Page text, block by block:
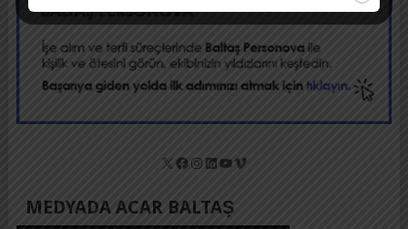
X Facebook
Instagram
LinkedIn
YouTube
Vimeo
MEDYADA ACAR BALTAŞ